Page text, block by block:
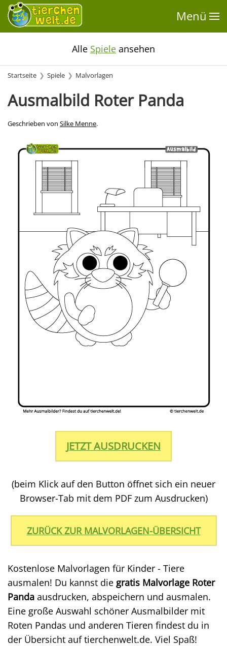
Menü
Alle Spiele ansehen
Startseite Spiele Malvorlagen
Ausmalbild Roter Panda
Geschrieben von Silke Menne.
JETZT AUSDRUCKEN
(beim Klick auf den Button öffnet sich ein neuer
Browser-Tab mit dem PDF zum Ausdrucken)
ZURÜCK ZUR MALVORLAGEN-ÜBERSICHT
Kostenlose Malvorlagen für Kinder - Tiere
ausmalen! Du kannst die gratis Malvorlage Roter
Panda ausdrucken, abspeichern und ausmalen.
Eine große Auswahl schöner Ausmalbilder mit
Roten Pandas und anderen Tieren findest du in
der Übersicht auf tierchenwelt.de. Viel Spaß!